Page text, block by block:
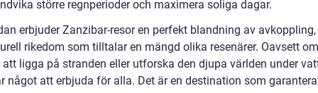
större regnperioder och maximera soliga dagar.
erbjuder Zanzibar-resor en perfekt blandning av
rikedom som tilltalar en mängd olika resenärer. Oavsett
ligga på stranden eller utforska den djupa världen under
något att erbjuda för alla. Det är en destination som